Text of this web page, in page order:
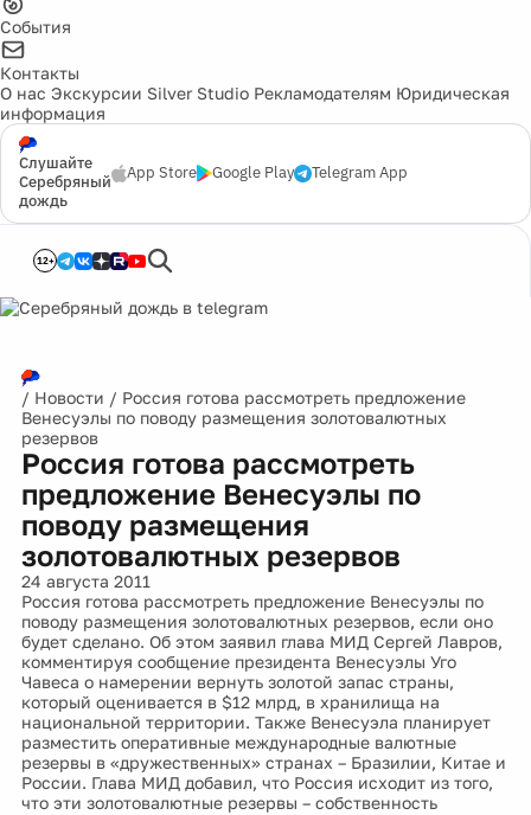
События
Контакты
О нас Экскурсии Silver Studio Рекламодателям Юридическая
информация
Слушайте
Серебряный
дождь
App Store Google Play Telegram App
12+
/ Новости / Россия готова рассмотреть предложение
Венесуэлы по поводу размещения золотовалютных
резервов
Россия готова рассмотреть
предложение Венесуэлы по
поводу размещения
золотовалютных резервов
24 августа 2011
Россия готова рассмотреть предложение Венесуэлы по
поводу размещения золотовалютных резервов, если оно
будет сделано. Об этом заявил глава МИД Сергей Лавров,
комментируя сообщение президента Венесуэлы Уго
Чавеса о намерении вернуть золотой запас страны,
который оценивается в $12 млрд, в хранилища на
национальной территории. Также Венесуэла планирует
разместить оперативные международные валютные
резервы в «дружественных» странах – Бразилии, Китае и
России. Глава МИД добавил, что Россия исходит из того,
что эти золотовалютные резервы – собственность